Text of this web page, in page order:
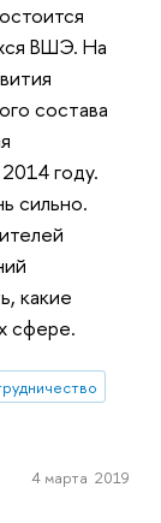
ВШЭ. На
состава
году.
сильно.
какие
сфере.
4 марта 2019